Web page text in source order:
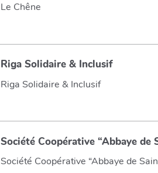
Le Chêne
Riga Solidaire & Inclusif
Riga Solidaire & Inclusif
Société Coopérative “Abbaye de
Société Coopérative “Abbaye de